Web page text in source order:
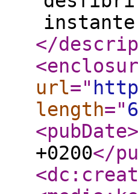
</
url="
length="
<pubDate>
+0200</